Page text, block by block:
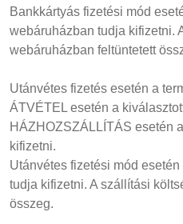
Bankkártyás fizetési mód
webáruházban tudja kifizetni.
webáruházban feltüntetett
Utánvétes fizetés esetén a
ÁTVÉTEL esetén a
HÁZHOZSZÁLLÍTÁS esetén
kifizetni.
Utánvétes fizetési mód
tudja kifizetni. A szállítási
összeg.